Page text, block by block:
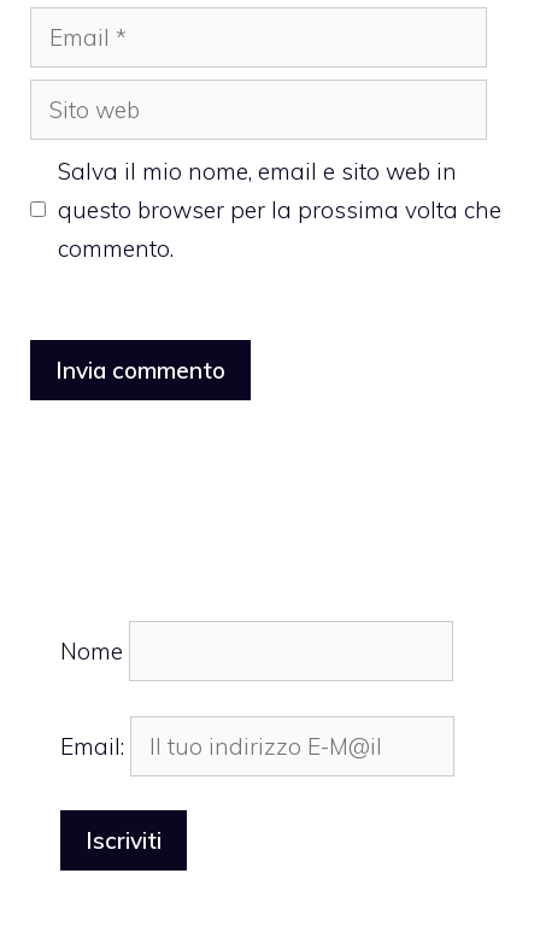
Email
Sito
web
Salva il mio nome, email e sito web in
questo browser per la prossima volta che
commento.
Nome
Email: